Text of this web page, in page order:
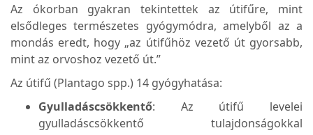
Az ókorban gyakran tekintettek az útifűre, mint
elsődleges természetes gyógymódra, amelyből az a
mondás eredt, hogy „az útifűhöz vezető út gyorsabb,
mint az orvoshoz vezető út.”
Az útifű (Plantago spp.) 14 gyógyhatása:
Gyulladáscsökkentő: Az útifű levelei
gyulladáscsökkentő tulajdonságokkal